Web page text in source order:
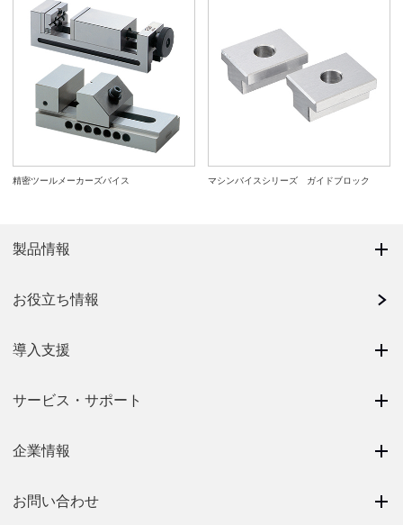
精密ツールメーカーズバイス マシンバイスシリーズ ガイドブロック
製品情報
お役立ち情報
導入支援
サービス・サポート
企業情報
お問い合わせ